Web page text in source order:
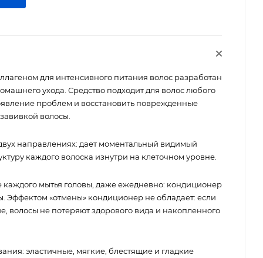
для интенсивного питания волос разработан
ухода. Средство подходит для волос любого
проблем и восстановить поврежденные
волосы.
направлениях: дает моментальный видимый
каждого волоска изнутри на клеточном уровне.
мытья головы, даже ежедневно: кондиционер
Эффектом «отмены» кондиционер не обладает: если
волосы не потеряют здорового вида и накопленного
эластичные, мягкие, блестящие и гладкие